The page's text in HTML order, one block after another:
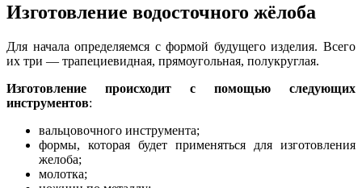
Изготовление водосточного жёлоба
Для начала определяемся с формой будущего изделия. Всего
их три — трапециевидная, прямоугольная, полукруглая.
Изготовление происходит с помощью следующих
инструментов:
вальцовочного инструмента;
формы, которая будет применяться для изготовления
желоба;
молотка;